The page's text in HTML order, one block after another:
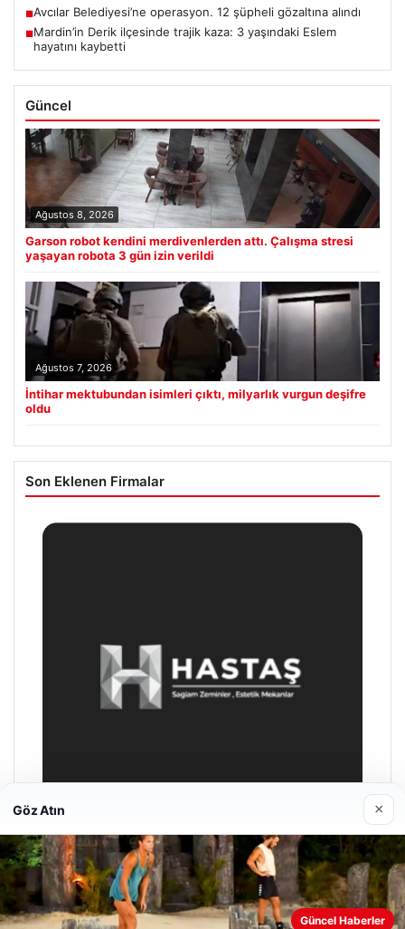
■Avcılar Belediyesi’ne operasyon. 12 şüpheli gözaltına alındı
■Mardin’in Derik ilçesinde trajik kaza: 3 yaşındaki Eslem
hayatını kaybetti
Güncel
Ağustos 8, 2026
Garson robot kendini merdivenlerden attı. Çalışma stresi
yaşayan robota 3 gün izin verildi
Ağustos 7, 2026
İntihar mektubundan isimleri çıktı, milyarlık vurgun deşifre
oldu
Son Eklenen Firmalar
Prenses Night Club
Nisan 29, 2026
Web sitemizi nasıl kullandığınızı daha iyi anlayabilmek,
Göz Atın ×
Güncel Haberler